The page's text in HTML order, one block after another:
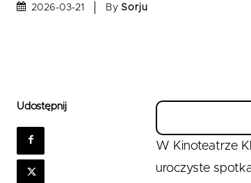
2026-03-21 By Sorju
Udostępnij
W Kinoteatrze
uroczyste